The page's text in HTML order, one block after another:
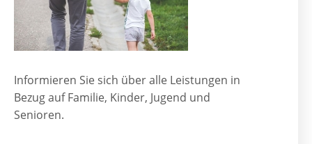
Informieren Sie sich über alle Leistungen in
Bezug auf Familie, Kinder, Jugend und
Senioren.